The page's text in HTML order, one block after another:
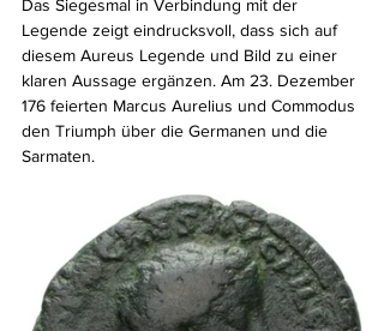
Das Siegesmal in Verbindung mit der
Legende zeigt eindrucksvoll, dass sich auf
diesem Aureus Legende und Bild zu einer
klaren Aussage ergänzen. Am 23. Dezember
176 feierten Marcus Aurelius und Commodus
den Triumph über die Germanen und die
Sarmaten.